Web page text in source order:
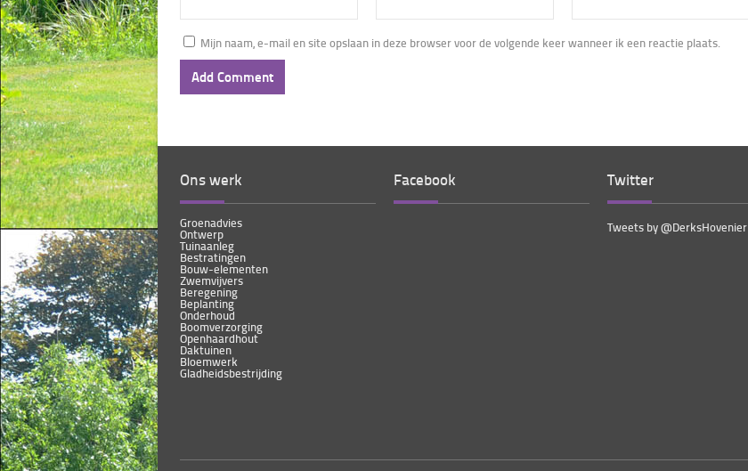
Mijn naam, e-mail en site opslaan in deze browser voor de volgende keer wanneer ik een reactie plaats.
Ons werk
Groenadvies
Ontwerp
Tuinaanleg
Bestratingen
Bouw-elementen
Zwemvijvers
Beregening
Beplanting
Onderhoud
Boomverzorging
Openhaardhout
Daktuinen
Bloemwerk
Gladheidsbestrijding
Facebook Twitter
Tweets by @DerksHovenier